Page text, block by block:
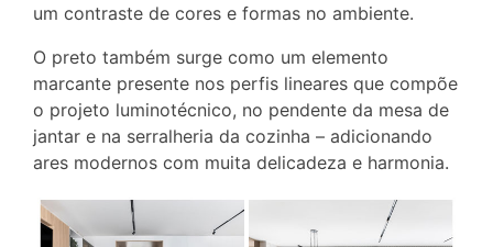
um contraste de cores e formas no ambiente.
O preto também surge como um elemento
marcante presente nos perfis lineares que compõe
o projeto luminotécnico, no pendente da mesa de
jantar e na serralheria da cozinha – adicionando
ares modernos com muita delicadeza e harmonia.